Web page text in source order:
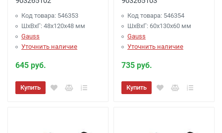
Код товара: 546353
ШхВхГ: 48x120x48 мм
Gauss
Уточнить наличие
645 руб.
Купить
Код товара: 546354
ШхВхГ: 60x130x60 мм
Gauss
Уточнить наличие
735 руб.
Купить